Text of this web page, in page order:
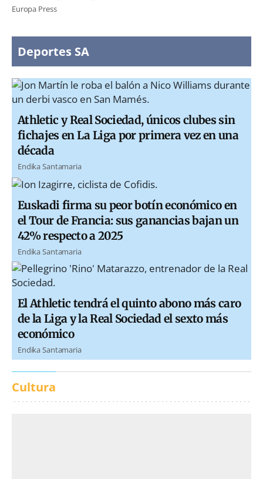
Europa Press
Deportes SA
Athletic y Real Sociedad, únicos clubes sin
fichajes en La Liga por primera vez en una
década
Endika Santamaria
Euskadi firma su peor botín económico en
el Tour de Francia: sus ganancias bajan un
42% respecto a 2025
Endika Santamaria
El Athletic tendrá el quinto abono más caro
de la Liga y la Real Sociedad el sexto más
económico
Endika Santamaria
Cultura